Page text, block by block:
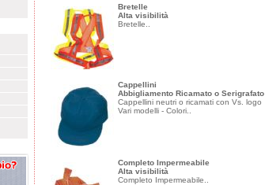
Bretelle
Alta visibilità
Bretelle..
Cappellini
Abbigliamento Ricamato o Serigrafato
Cappellini neutri o ricamati con Vs. logo
Vari modelli - Colori..
Completo Impermeabile
Alta visibilità
Completo Impermeabile..